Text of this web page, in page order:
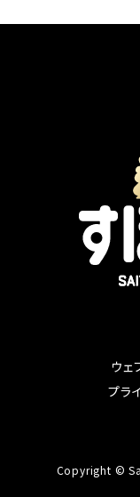
ウェ
プラ
Copyright ©